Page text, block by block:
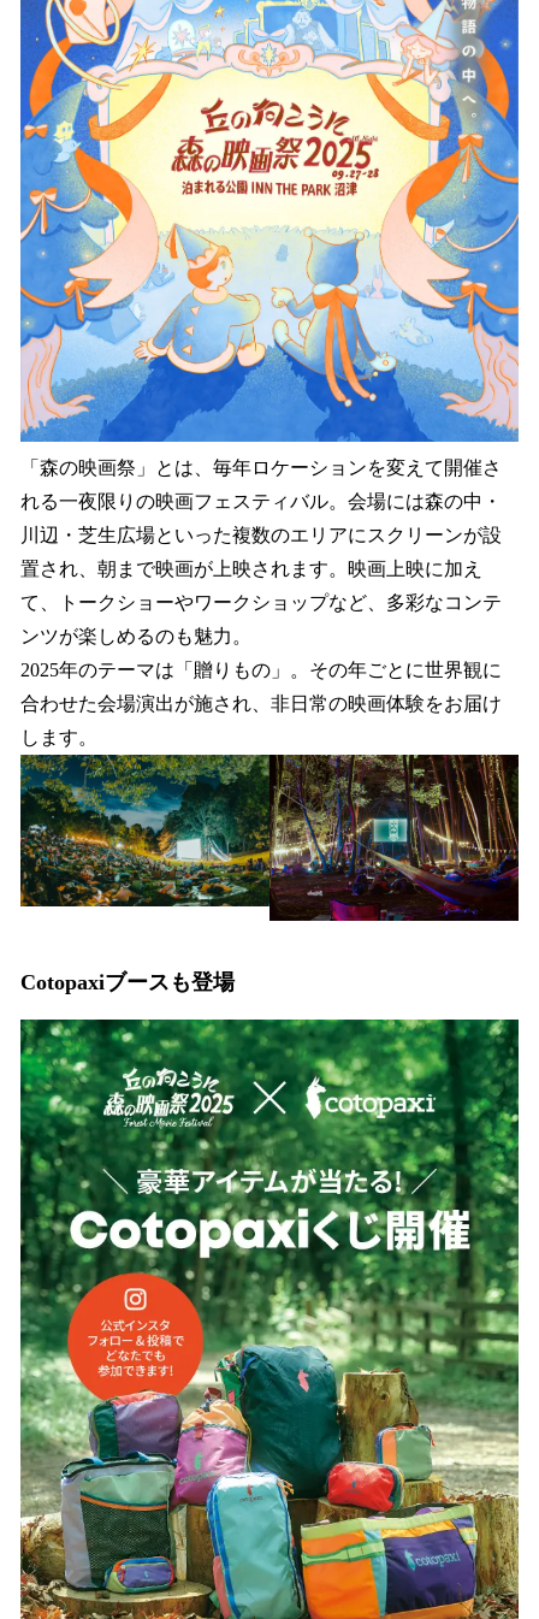
「森の映画祭」とは、毎年ロケーションを変えて開催さ
れる一夜限りの映画フェスティバル。会場には森の中・
川辺・芝生広場といった複数のエリアにスクリーンが設
置され、朝まで映画が上映されます。映画上映に加え
て、トークショーやワークショップなど、多彩なコンテ
ンツが楽しめるのも魅力。
2025年のテーマは「贈りもの」。その年ごとに世界観に
合わせた会場演出が施され、非日常の映画体験をお届け
します。
Cotopaxiブースも登場